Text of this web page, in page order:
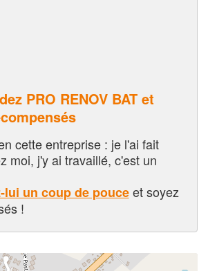
PRO RENOV BAT et
cette entreprise : je l'ai fait
moi, j'y ai travaillé, c'est un
lui un coup de pouceet soyez
!